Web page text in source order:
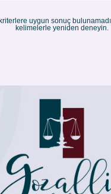
kriterlere uygun sonuç
kelimelerle yeniden deneyin.